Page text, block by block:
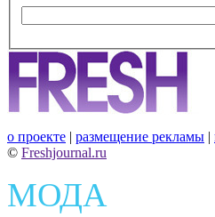
о проекте | размещение рекламы |
© Freshjournal.ru
МОДА